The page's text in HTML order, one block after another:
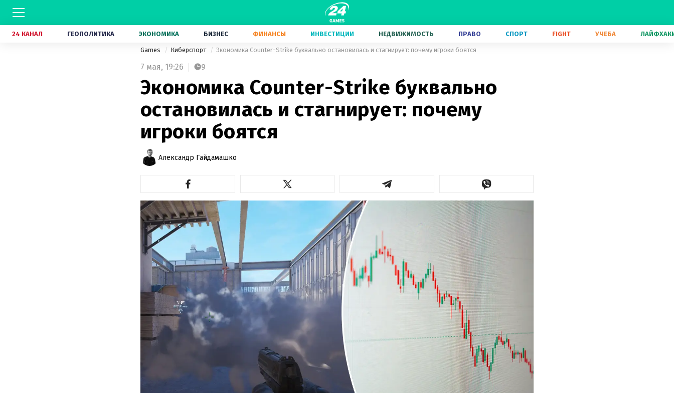
24 КАНАЛ ГЕОПОЛИТИКА ЭКОНОМИКА БИЗНЕС ФИНАНСЫ ИНВЕСТИЦИИ НЕДВИЖИМОСТЬ ПРАВО СПОРТ FIGHT УЧЕБА
Games Киберспорт Экономика Counter-Strike буквально остановилась и стагнирует: почему игроки боятся
7 мая, 19:26 9
Экономика Counter-Strike буквально
остановилась и стагнирует: почему
игроки боятся
Александр Гайдамашко